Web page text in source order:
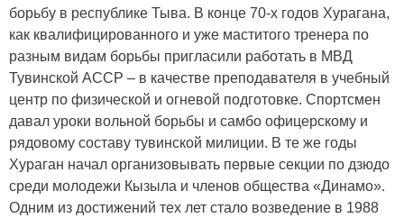
борьбу в республике Тыва. В конце 70-х годов Хурагана,
как квалифицированного и уже маститого тренера по
разным видам борьбы пригласили работать в МВД
Тувинской АССР – в качестве преподавателя в учебный
центр по физической и огневой подготовке. Спортсмен
давал уроки вольной борьбы и самбо офицерскому и
рядовому составу тувинской милиции. В те же годы
Хураган начал организовывать первые секции по дзюдо
среди молодежи Кызыла и членов общества «Динамо».
Одним из достижений тех лет стало возведение в 1988